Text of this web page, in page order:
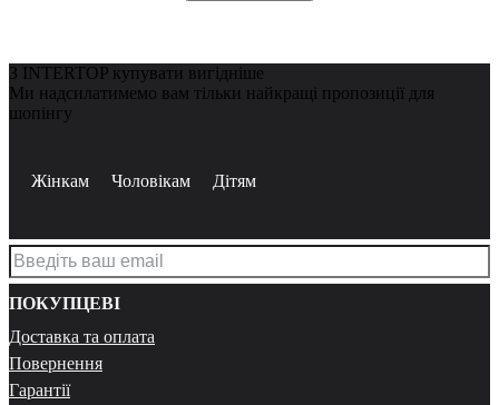
З INTERTOP купувати вигідніше
Ми надсилатимемо вам тільки найкращі пропозиції для
шопінгу
Жінкам Чоловікам Дітям
ПОКУПЦЕВІ
Доставка та оплата
Повернення
Гарантії